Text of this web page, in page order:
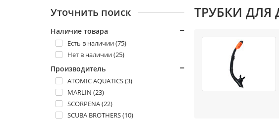
Уточнить поиск
Наличие товара
Есть в наличии (75)
Нет в наличии (25)
Производитель
ATOMIC AQUATICS (3)
MARLIN (23)
SCORPENA (22)
SCUBA BROTHERS (10)
ТРУБКИ ДЛЯ